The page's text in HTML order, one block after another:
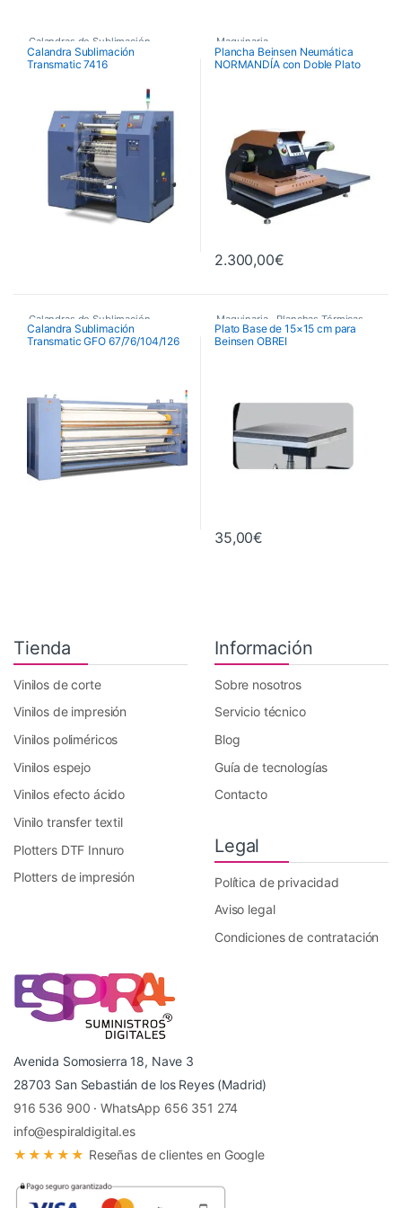
Calandras de Sublimación
Calandras de Sublimación
Transmatic
Calandra Sublimación
Transmatic 7416
Maquinaria
Planchas Neumáticas,
Plancha Beinsen Neumática
NORMANDÍA con Doble Plato
2.300,00€
Calandras de Sublimación
Calandras de Sublimación
Calandra Sublimación
Transmatic GFO 67/76/104/126
Maquinaria Planchas Térmicas
Recambios Planchas
Plato Base de 15×15 cm para
Beinsen OBREI
35,00€
Tienda
Vinilos de corte
Vinilos de impresión
Vinilos poliméricos
Vinilos espejo
Vinilos efecto ácido
Vinilo transfer textil
Plotters DTF Innuro
Plotters de impresión
Información
Sobre nosotros
Servicio técnico
Blog
Guía de tecnologías
Contacto
Legal
Política de privacidad
Aviso legal
Condiciones de contratación
Avenida Somosierra 18, Nave 3
28703 San Sebastián de los Reyes (Madrid)
916 536 900 ·WhatsApp 656 351 274
info@espiraldigital.es
★★★★★ Reseñas de clientes en Google